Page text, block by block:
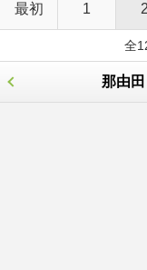
最初 1 2
全
那由